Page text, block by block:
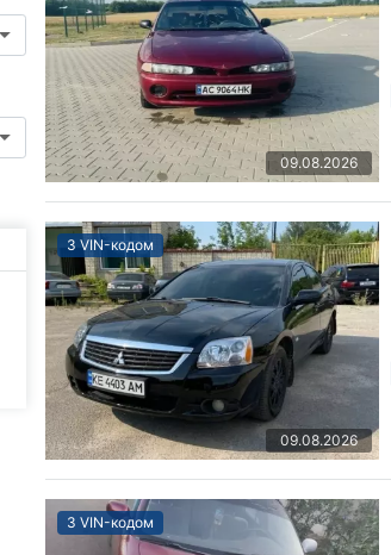
09.08.2026
З VIN-кодом
09.08.2026
З VIN-кодом